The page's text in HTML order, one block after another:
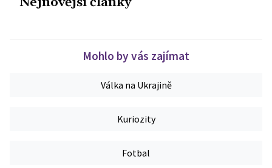
Mohlo by vás zajímat
Válka na Ukrajině
Kuriozity
Fotbal